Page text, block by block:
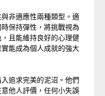
非適應性兩種類型。適
保持彈性，將挑戰視為
且能維持良好的心理健
能成為個人成就的強大
追求完美的泥沼。他們
他人評價，任何小失誤